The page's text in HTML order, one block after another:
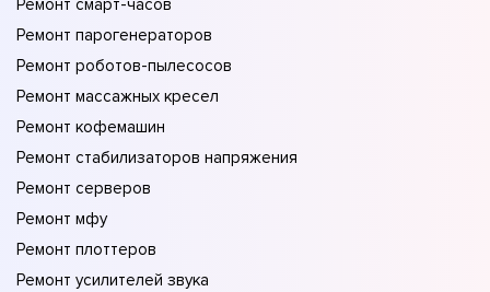
Ремонт смарт-часов
Ремонт парогенераторов
Ремонт роботов-пылесосов
Ремонт массажных кресел
Ремонт кофемашин
Ремонт стабилизаторов напряжения
Ремонт серверов
Ремонт мфу
Ремонт плоттеров
Ремонт усилителей звука